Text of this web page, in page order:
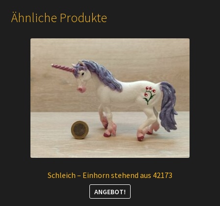
Ähnliche Produkte
Schleich – Einhorn stehend aus 42173
ANGEBOT!